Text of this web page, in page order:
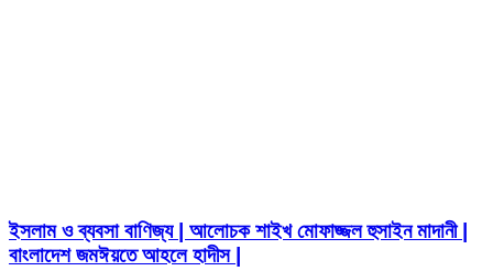
ইসলাম ও ব্যবসা বাণিজ্য | আলোচক শাইখ মোফাজ্জল হুসাইন মাদানী |
বাংলাদেশ জমঈয়তে আহলে হাদীস |